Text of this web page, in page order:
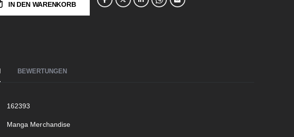
IN DEN WARENKORB
162393
Manga Merchandise
BEWERTUNGEN